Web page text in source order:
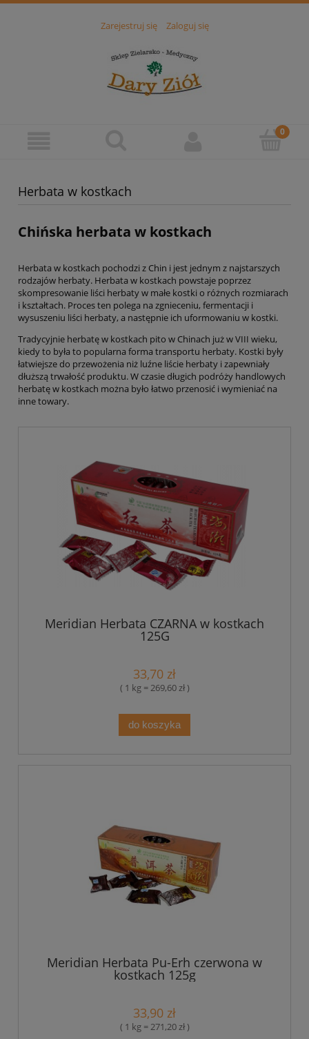
Zarejestruj się Zaloguj się
Herbata w kostkach
Chińska herbata w kostkach
Herbata w kostkach pochodzi z Chin i jest jednym z najstarszych
rodzajów herbaty. Herbata w kostkach powstaje poprzez
skompresowanie liści herbaty w małe kostki o różnych rozmiarach
i kształtach. Proces ten polega na zgnieceniu, fermentacji i
wysuszeniu liści herbaty, a następnie ich uformowaniu w kostki.
Tradycyjnie herbatę w kostkach pito w Chinach już w VIII wieku,
kiedy to była to popularna forma transportu herbaty. Kostki były
łatwiejsze do przewożenia niż luźne liście herbaty i zapewniały
dłuższą trwałość produktu. W czasie długich podróży handlowych
herbatę w kostkach można było łatwo przenosić i wymieniać na
inne towary.
Meridian Herbata CZARNA w kostkach
125G
33,70 zł
( 1 kg = 269,60 zł )
do koszyka
Meridian Herbata Pu-Erh czerwona w
kostkach 125g
33,90 zł
( 1 kg = 271,20 zł )